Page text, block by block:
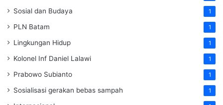
Sosial dan Budaya 1
PLN Batam 1
Lingkungan Hidup 1
Kolonel Inf Daniel Lalawi 1
Prabowo Subianto 1
Sosialisasi gerakan bebas sampah 1